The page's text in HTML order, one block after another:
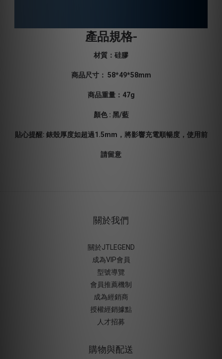
產品規格-
材質：硅膠
商品尺寸： 58*49*58mm
商品重量：47g
顏色 : 黑/藍
貼心提醒: 錶殼厚度如超過1.5mm，將影響充電順暢度，使用前
請留意
關於我們
關於JTLEGEND
成為VIP會員
型號導覽
會員推薦機制
成為經銷商
授權經銷據點
人才招募
購物與配送